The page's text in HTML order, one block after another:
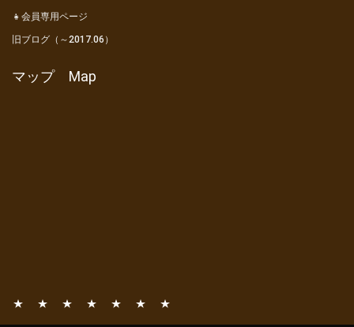
👧会員専用ページ
旧ブログ（～2017.06）
マップ Map